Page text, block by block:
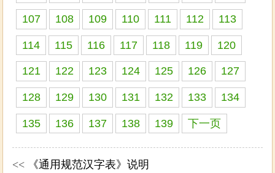
107 108 109 110 111 112 113
114 115 116 117 118 119 120
121 122 123 124 125 126 127
128 129 130 131 132 133 134
135 136 137 138 139 下一页
<<
《通用规范汉字表》说明